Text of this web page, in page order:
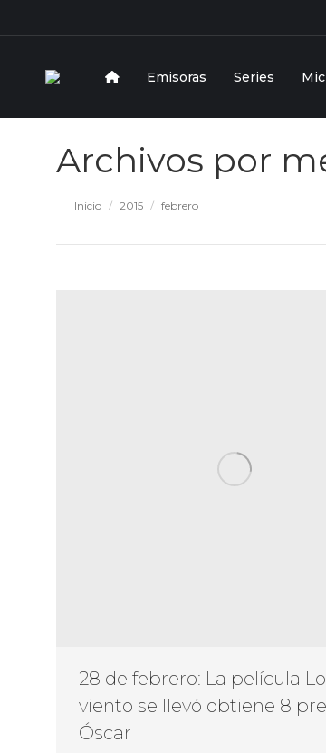
Emisoras Series
Archivos por
Inicio 2015 febrero
28 de febrero: La película
viento se llevó obtiene 8
Óscar